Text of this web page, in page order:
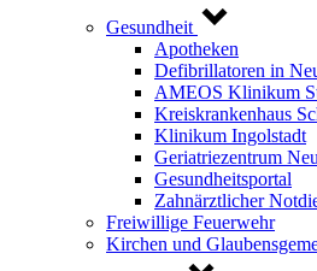
Gesundheit
Apotheken
Defibrillatoren in
AMEOS Klinikum
Kreiskrankenhaus
Klinikum Ingolstadt
Geriatriezentrum
Gesundheitsportal
Zahnärztlicher
Freiwillige Feuerwehr
Kirchen und